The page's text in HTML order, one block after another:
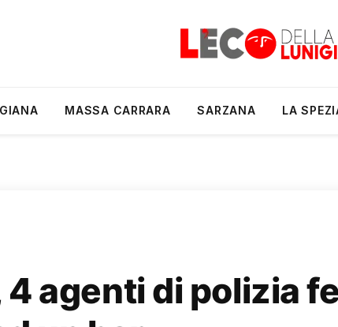
MASSA CARRARA SARZANA LA
4 agenti di polizia